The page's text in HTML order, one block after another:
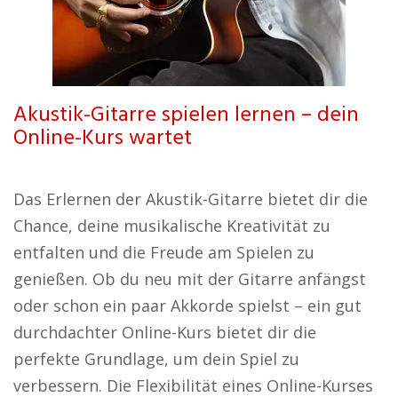
Akustik-Gitarre spielen lernen – dein
Online-Kurs wartet
Das Erlernen der Akustik-Gitarre bietet dir die
Chance, deine musikalische Kreativität zu
entfalten und die Freude am Spielen zu
genießen. Ob du neu mit der Gitarre anfängst
oder schon ein paar Akkorde spielst – ein gut
durchdachter Online-Kurs bietet dir die
perfekte Grundlage, um dein Spiel zu
verbessern. Die Flexibilität eines Online-Kurses